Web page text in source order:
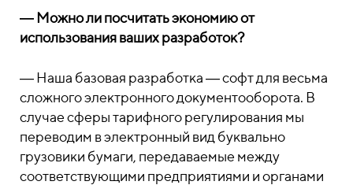
― Можно ли посчитать экономию от
использования ваших разработок?
― Наша базовая разработка ― софт для весьма
сложного электронного документооборота. В
случае сферы тарифного регулирования мы
переводим в электронный вид буквально
грузовики бумаги, передаваемые между
соответствующими предприятиями и органами